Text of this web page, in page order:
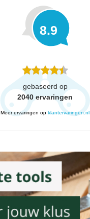
8.9
gebaseerd op
2040 ervaringen
Meer ervaringen op klantervaringen.nl